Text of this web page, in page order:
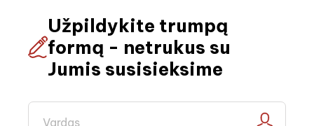
Užpildykite trumpą
formą - netrukus su
Jumis susisieksime